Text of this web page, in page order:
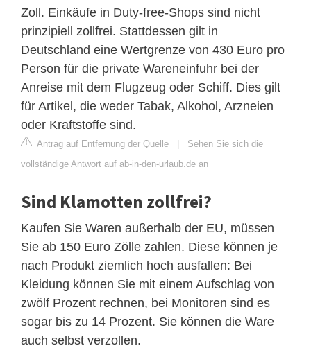
Zoll. Einkäufe in Duty-free-Shops sind nicht
prinzipiell zollfrei. Stattdessen gilt in
Deutschland eine Wertgrenze von 430 Euro pro
Person für die private Wareneinfuhr bei der
Anreise mit dem Flugzeug oder Schiff. Dies gilt
für Artikel, die weder Tabak, Alkohol, Arzneien
oder Kraftstoffe sind.
Antrag auf Entfernung der Quelle | Sehen Sie sich die
vollständige Antwort auf ab-in-den-urlaub.de an
Sind Klamotten zollfrei?
Kaufen Sie Waren außerhalb der EU, müssen
Sie ab 150 Euro Zölle zahlen. Diese können je
nach Produkt ziemlich hoch ausfallen: Bei
Kleidung können Sie mit einem Aufschlag von
zwölf Prozent rechnen, bei Monitoren sind es
sogar bis zu 14 Prozent. Sie können die Ware
auch selbst verzollen.